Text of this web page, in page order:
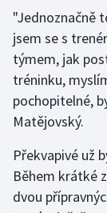
Rychlobruslení
Rychlostní
Short track
Sportovní
Stolní tenis
"Jednoznačně
jsem se s
týmem, jak
tréninku,
pochopitelné,
Matějovský.
Překvapivé už
Během krátké
dvou